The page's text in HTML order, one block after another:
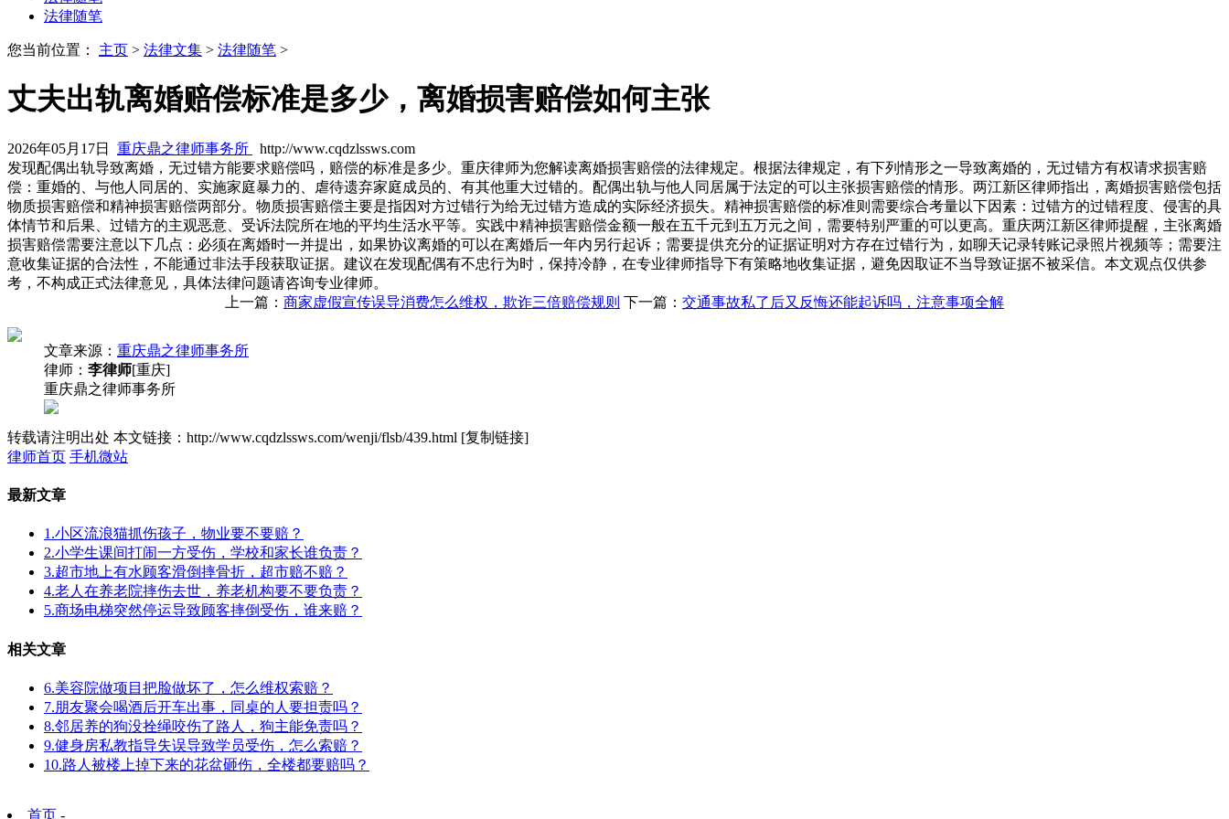
法律随笔
您当前位置： 主页 > 法律文集 > 法律随笔 >
丈夫出轨离婚赔偿标准是多少，离婚损害赔偿如何主张
2026年05月17日 重庆鼎之律师事务所
http://www.cqdzlssws.com
发现配偶出轨导致离婚，无过错方能要求赔偿吗，赔偿的标准是多少。重庆律师为您解读离婚损害赔偿的法律规定。根据法律规定，有下列情形之一导致离婚的，无过错方有权请求损害赔
偿：重婚的、与他人同居的、实施家庭暴力的、虐待遗弃家庭成员的、有其他重大过错的。配偶出轨与他人同居属于法定的可以主张损害赔偿的情形。两江新区律师指出，离婚损害赔偿包括
物质损害赔偿和精神损害赔偿两部分。物质损害赔偿主要是指因对方过错行为给无过错方造成的实际经济损失。精神损害赔偿的标准则需要综合考量以下因素：过错方的过错程度、侵害的具
体情节和后果、过错方的主观恶意、受诉法院所在地的平均生活水平等。实践中精神损害赔偿金额一般在五千元到五万元之间，需要特别严重的可以更高。重庆两江新区律师提醒，主张离婚
损害赔偿需要注意以下几点：必须在离婚时一并提出，如果协议离婚的可以在离婚后一年内另行起诉；需要提供充分的证据证明对方存在过错行为，如聊天记录转账记录照片视频等；需要注
意收集证据的合法性，不能通过非法手段获取证据。建议在发现配偶有不忠行为时，保持冷静，在专业律师指导下有策略地收集证据，避免因取证不当导致证据不被采信。本文观点仅供参
考，不构成正式法律意见，具体法律问题请咨询专业律师。
上一篇： 商家虚假宣传误导消费怎么维权，欺诈三倍赔偿规则 下一篇： 交通事故私了后又反悔还能起诉吗，注意事项全解
文章来源： 重庆鼎之律师事务所
律师： 李律师[重庆]
重庆鼎之律师事务所
转载请注明出处 本文链接：http://www.cqdzlssws.com/wenji/flsb/439.html [复制链接]
律师首页 手机微站
最新文章
1.小区流浪猫抓伤孩子，物业要不要赔？
2.小学生课间打闹一方受伤，学校和家长谁负责？
3.超市地上有水顾客滑倒摔骨折，超市赔不赔？
4.老人在养老院摔伤去世，养老机构要不要负责？
5.商场电梯突然停运导致顾客摔倒受伤，谁来赔？
相关文章
6.美容院做项目把脸做坏了，怎么维权索赔？
7.朋友聚会喝酒后开车出事，同桌的人要担责吗？
8.邻居养的狗没拴绳咬伤了路人，狗主能免责吗？
9.健身房私教指导失误导致学员受伤，怎么索赔？
10.路人被楼上掉下来的花盆砸伤，全楼都要赔吗？
首页 -